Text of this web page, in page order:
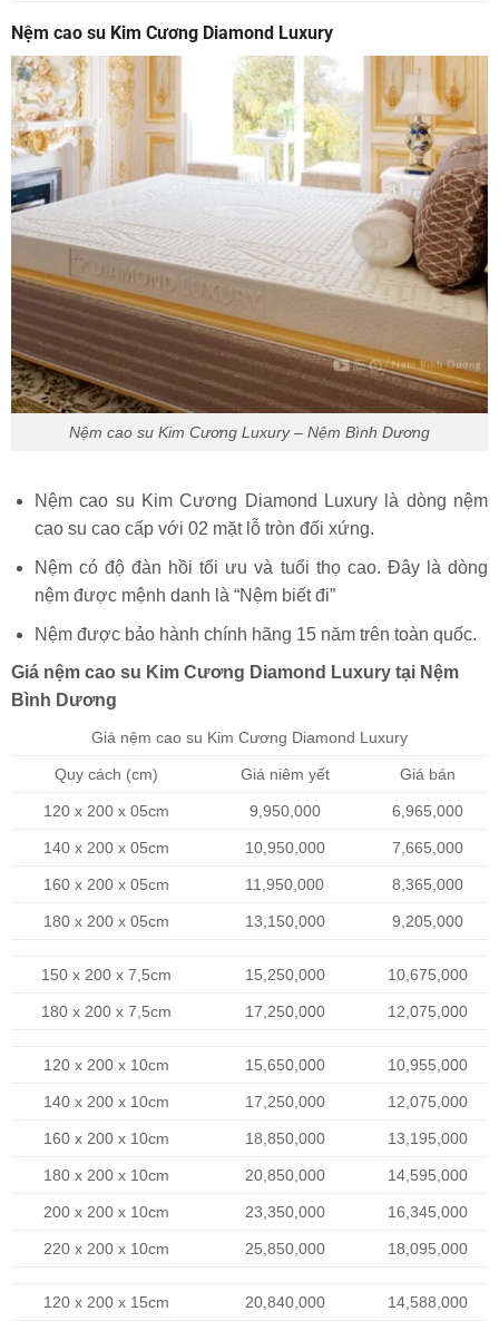
Nệm cao su Kim Cương Diamond Luxury
Nệm cao su Kim Cương Luxury – Nệm Bình Dương
Nệm cao su Kim Cương Diamond Luxury là dòng nệm
cao su cao cấp với 02 mặt lỗ tròn đối xứng.
Nệm có độ đàn hồi tối ưu và tuổi thọ cao. Đây là dòng
nệm được mệnh danh là “Nệm biết đi”
Nệm được bảo hành chính hãng 15 năm trên toàn quốc.
Giá nệm cao su Kim Cương Diamond Luxury tại Nệm
Bình Dương
Giá nệm cao su Kim Cương Diamond Luxury
Quy cách (cm) Giá niêm yết Giá bán
120 x 200 x 05cm 9,950,000 6,965,000
140 x 200 x 05cm 10,950,000 7,665,000
160 x 200 x 05cm 11,950,000 8,365,000
180 x 200 x 05cm 13,150,000 9,205,000
150 x 200 x 7,5cm 15,250,000 10,675,000
180 x 200 x 7,5cm 17,250,000 12,075,000
120 x 200 x 10cm 15,650,000 10,955,000
140 x 200 x 10cm 17,250,000 12,075,000
160 x 200 x 10cm 18,850,000 13,195,000
180 x 200 x 10cm 20,850,000 14,595,000
200 x 200 x 10cm 23,350,000 16,345,000
220 x 200 x 10cm 25,850,000 18,095,000
120 x 200 x 15cm 20,840,000 14,588,000